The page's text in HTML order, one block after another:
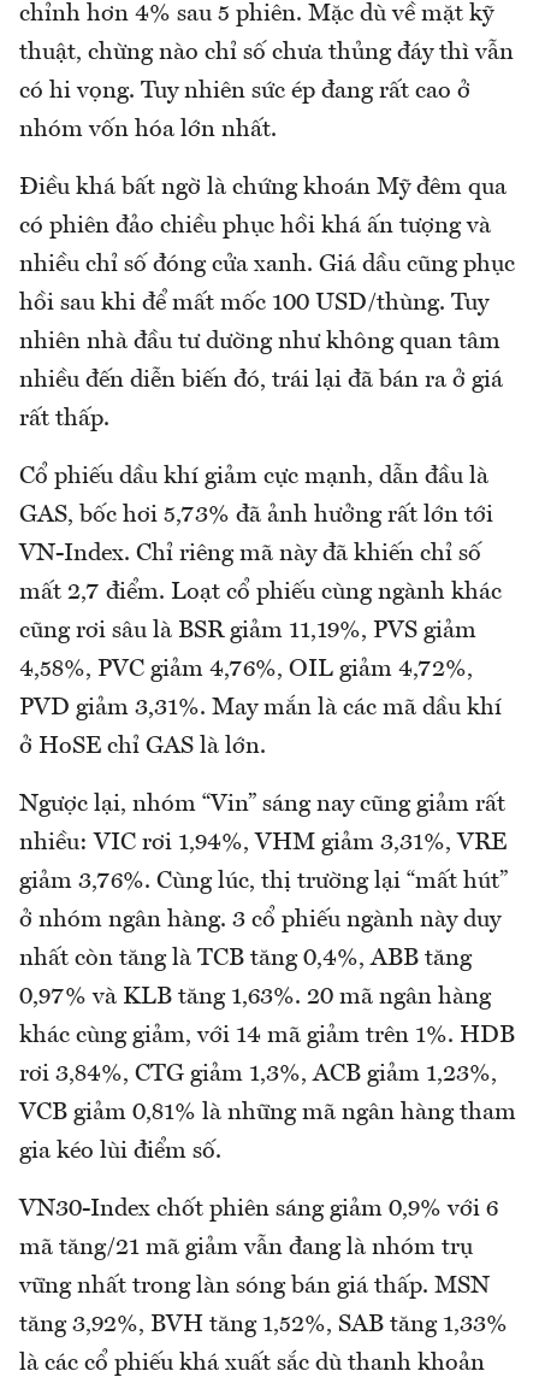
chỉnh hơn 4% sau 5 phiên. Mặc dù về mặt kỹ
thuật, chừng nào chỉ số chưa thủng đáy thì vẫn
có hi vọng. Tuy nhiên sức ép đang rất cao ở
nhóm vốn hóa lớn nhất.
Điều khá bất ngờ là chứng khoán Mỹ đêm qua
có phiên đảo chiều phục hồi khá ấn tượng và
nhiều chỉ số đóng cửa xanh. Giá dầu cũng phục
hồi sau khi để mất mốc 100 USD/thùng. Tuy
nhiên nhà đầu tư dường như không quan tâm
nhiều đến diễn biến đó, trái lại đã bán ra ở giá
rất thấp.
Cổ phiếu dầu khí giảm cực mạnh, dẫn đầu là
GAS, bốc hơi 5,73% đã ảnh hưởng rất lớn tới
VN-Index. Chỉ riêng mã này đã khiến chỉ số
mất 2,7 điểm. Loạt cổ phiếu cùng ngành khác
cũng rơi sâu là BSR giảm 11,19%, PVS giảm
4,58%, PVC giảm 4,76%, OIL giảm 4,72%,
PVD giảm 3,31%. May mắn là các mã dầu khí
ở HoSE chỉ GAS là lớn.
Ngược lại, nhóm “Vin” sáng nay cũng giảm rất
nhiều: VIC rơi 1,94%, VHM giảm 3,31%, VRE
giảm 3,76%. Cùng lúc, thị trường lại “mất hút”
ở nhóm ngân hàng. 3 cổ phiếu ngành này duy
nhất còn tăng là TCB tăng 0,4%, ABB tăng
0,97% và KLB tăng 1,63%. 20 mã ngân hàng
khác cùng giảm, với 14 mã giảm trên 1%. HDB
rơi 3,84%, CTG giảm 1,3%, ACB giảm 1,23%,
VCB giảm 0,81% là những mã ngân hàng tham
gia kéo lùi điểm số.
VN30-Index chốt phiên sáng giảm 0,9% với 6
mã tăng/21 mã giảm vẫn đang là nhóm trụ
vững nhất trong làn sóng bán giá thấp. MSN
tăng 3,92%, BVH tăng 1,52%, SAB tăng 1,33%
là các cổ phiếu khá xuất sắc dù thanh khoản